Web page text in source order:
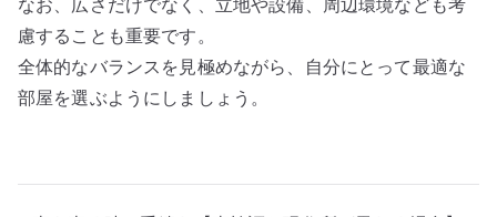
なお、広さだけでなく、立地や設備、周辺環境なども考
慮することも重要です。
全体的なバランスを見極めながら、自分にとって最適な
部屋を選ぶようにしましょう。